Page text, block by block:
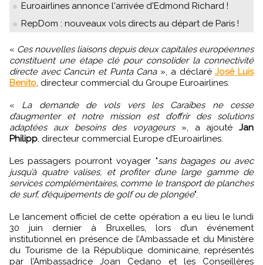
Euroairlines annonce l'arrivée d'Edmond Richard !
RepDom : nouveaux vols directs au départ de Paris !
« Ces nouvelles liaisons depuis deux capitales européennes
constituent une étape clé pour consolider la connectivité
directe avec Cancún et Punta Cana», a déclaréJosé Luis
Benito, directeur commercial du Groupe Euroairlines.
« La demande de vols vers les Caraïbes ne cesse
d’augmenter et notre mission est d’offrir des solutions
adaptées aux besoins des voyageurs», a ajouté Jan
Philipp, directeur commercial Europe d’Euroairlines.
Les passagers pourront voyager "sans bagages ou avec
jusqu’à quatre valises, et profiter d’une large gamme de
services complémentaires, comme le transport de planches
de surf, d’équipements de golf ou de plongée".
Le lancement officiel de cette opération a eu lieu le lundi
30 juin dernier à Bruxelles, lors d’un événement
institutionnel en présence de l’Ambassade et du Ministère
du Tourisme de la République dominicaine, représentés
par l’Ambassadrice Joan Cedano et les Conseillères